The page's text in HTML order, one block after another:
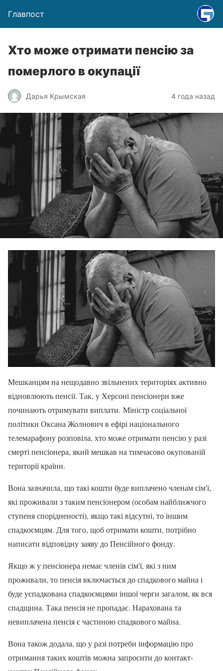
Главпост
Хто може отримати пенсію за
померлого в окупації
Дарья Крымская 4 года назад
Мешканцям на нещодавно звільнених територіях активно
відновлюють пенсії. Так, у Херсоні пенсіонери вже
починають отримувати виплати. Міністр соціальної
політики Оксана Жолнович в ефірі національного
телемарафону розповіла, хто може отримати пенсію у разі
смерті пенсіонера, який мешкав на тимчасово окупованій
території країни.
Вона зазначила, що такі кошти буде виплачено членам сім'ї,
які проживали з таким пенсіонером (особам найближчого
ступеня спорідненості), якщо такі відсутні, то іншим
спадкоємцям. Для того, щоб отримати кошти, потрібно
написати відповідну заяву до Пенсійного фонду.
Якщо ж у пенсіонера немає членів сім'ї, які з ним
проживали, то пенсія включається до спадкового майна і
буде успадкована спадкоємцями іншої черги загалом, як вся
спадщина. Така пенсія не пропадає. Нарахована та
невиплачена пенсія є частиною спадкового майна.
Вона також додала, що у разі потреби інформацію про
отримання таких коштів можна запросити до контакт-